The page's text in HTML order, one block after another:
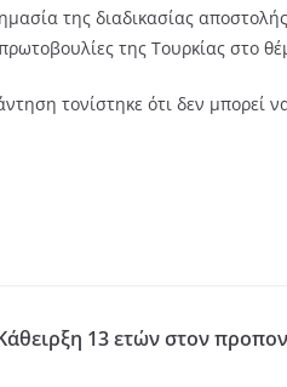
της διαδικασίας
της Τουρκίας στο
τονίστηκε ότι δεν μπορεί
13 ετών στον